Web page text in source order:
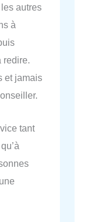
autres
à
redire.
et jamais
tant